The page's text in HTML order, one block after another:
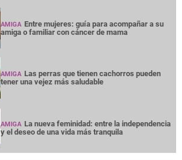
AMIGA Entre mujeres: guía para acompañar a su
amiga o familiar con cáncer de mama
AMIGA Las perras que tienen cachorros pueden
tener una vejez más saludable
AMIGA La nueva feminidad: entre la independencia
y el deseo de una vida más tranquila